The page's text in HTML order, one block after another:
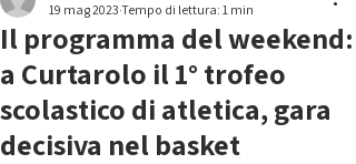
Il programma del weekend:
a Curtarolo il 1° trofeo
scolastico di atletica, gara
decisiva nel basket
19 mag 2023 Tempo di lettura: 1 min